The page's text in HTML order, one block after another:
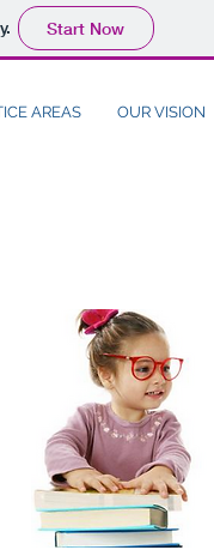
Start Now
AREAS OUR VISION